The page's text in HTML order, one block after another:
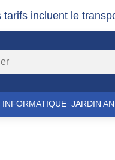
incluent le
INFORMATIQUE JARDIN